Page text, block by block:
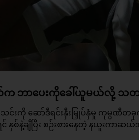
ဘာပေးကိုခေါ်ယူမယ်လို့ သတင်
ကို ဆော်ဒီရင်းနှီးမြှုပ်နှံမှု ကုမ္ပဏီတခုက
နှစ်နဲ့ချီပြီး စဉ်းစားနေတဲ့ နယူးကာ